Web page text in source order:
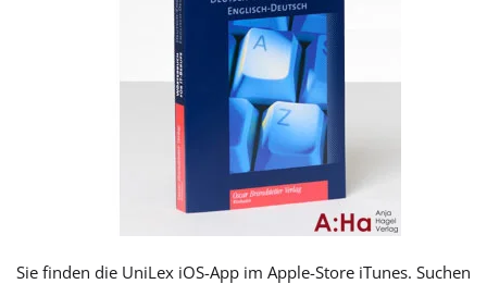
Sie finden die UniLex iOS-App im Apple-Store iTunes. Suchen